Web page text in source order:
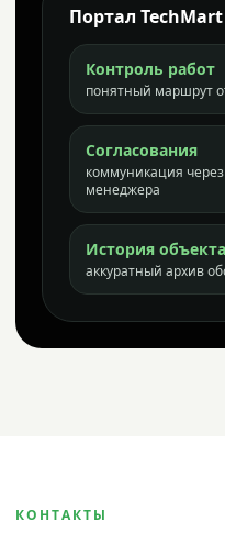
Портал TechMart
Контроль работ
понятный маршрут
Согласования
коммуникация
менеджера
История объекта
аккуратный архив
КОНТАКТЫ